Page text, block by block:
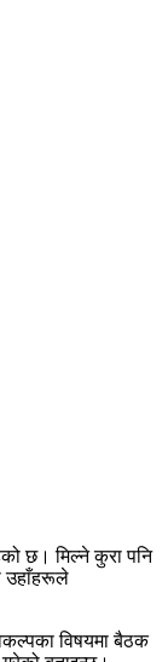
छ। मिल्ने कुरा पनि
उहाँहरूले
विषयमा बैठक